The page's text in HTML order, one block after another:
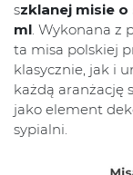
szklanej misie o
ml. Wykonana z
ta misa polskiej
klasycznie, jak i
każdą aranżację
jako element
sypialni.